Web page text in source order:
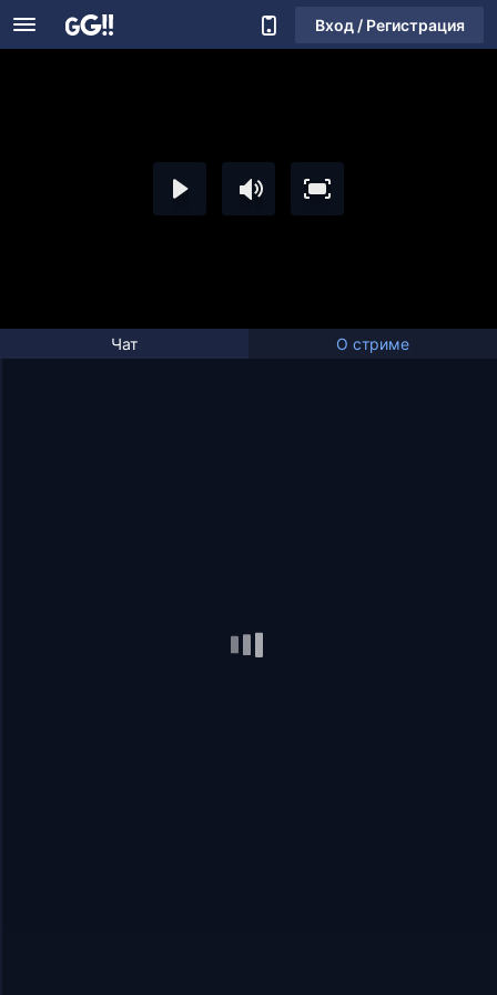
Вход / Регистрация
Чат О стриме